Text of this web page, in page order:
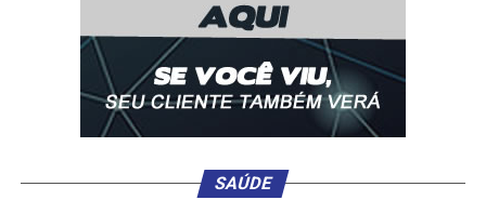
Essa técnica é uma alternativa eficiente para lidar com
manchas de óleo, evitando o uso de produtos caros ou
soluções químicas mais agressivas.
que tem de juntar na máquina
SAÚDE